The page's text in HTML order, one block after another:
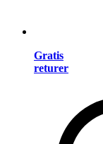
Gratis
returer